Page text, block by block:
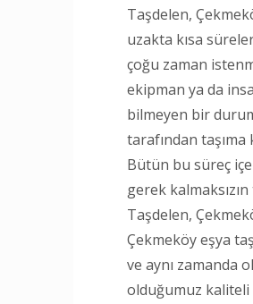
Taşdelen,
uzakta kısa
çoğu zaman
ekipman ya da
bilmeyen bir
tarafından
Bütün bu süreç
gerek
Taşdelen,
Çekmeköy eşya
ve aynı zamanda
olduğumuz kaliteli